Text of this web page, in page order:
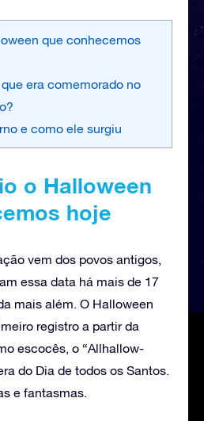
que conhecemos
era comemorado no
e como ele surgiu
o Halloween
hoje
vem dos povos antigos,
essa data há mais de 17
mais além. O Halloween
registro a partir da
escocês, o “Allhallow-
do Dia de todos os Santos.
e fantasmas.